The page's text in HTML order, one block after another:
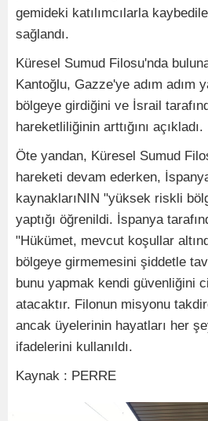
gemideki katılımcılarla
sağlandı.
Küresel Sumud Filosu'nda
Kantoğlu, Gazze'ye adım adım
bölgeye girdiğini ve İsrail
hareketliliğinin arttığını açıkladı.
Öte yandan, Küresel Sumud
hareketi devam ederken,
kaynaklarıNIN "yüksek riskli
yaptığı öğrenildi. İspanya
"Hükümet, mevcut koşullar
bölgeye girmemesini şiddetle
bunu yapmak kendi güvenliğini
atacaktır. Filonun misyonu
ancak üyelerinin hayatları her
ifadelerini kullanıldı.
Kaynak : PERRE